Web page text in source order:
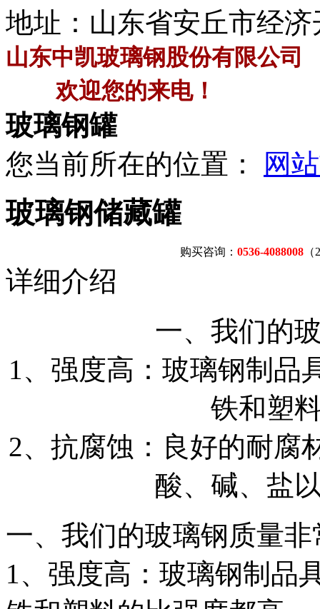
地址：山东省安丘市经济
山东中凯玻璃钢股份有限公司
欢迎您的来电！
玻璃钢罐
您当前所在的位置：
网
玻璃钢储藏罐
购买咨询： 0536-4088008
详细介绍
一、我们的
1、强度高：玻璃钢制品
铁和塑
2、抗腐蚀：良好的耐腐
酸、碱、盐
一、我们的玻璃钢质量非
1、强度高：玻璃钢制品